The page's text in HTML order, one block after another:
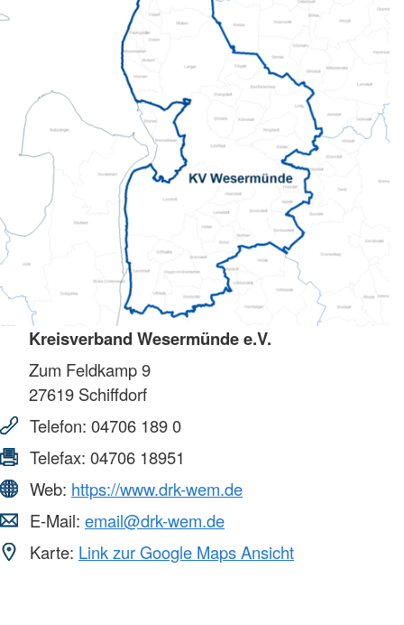
Kreisverband Wesermünde e.V.
Zum Feldkamp 9
27619 Schiffdorf
Telefon: 04706 189 0
Telefax: 04706 18951
Web: https://www.drk-wem.de
E-Mail: email@drk-wem.de
Karte: Link zur Google Maps Ansicht